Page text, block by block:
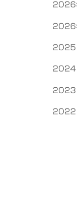
2026
2026
2025
2024
2023
2022